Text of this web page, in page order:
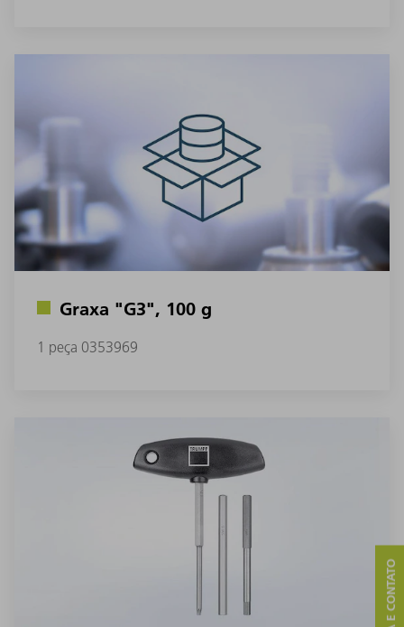
Graxa "G3", 100 g
1 peça 0353969